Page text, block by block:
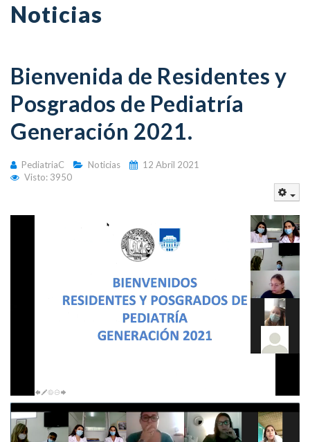
Noticias
Bienvenida de Residentes y
Posgrados de Pediatría
Generación 2021.
PediatriaC Noticias
12 Abril 2021
Visto: 3950